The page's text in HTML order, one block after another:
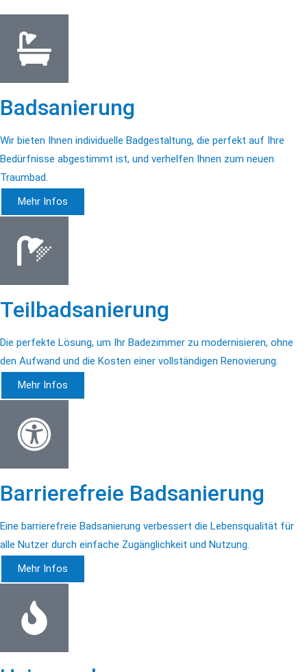
Badsanierung
Wir bieten Ihnen individuelle Badgestaltung, die perfekt auf Ihre
Bedürfnisse abgestimmt ist, und verhelfen Ihnen zum neuen
Traumbad.
Mehr Infos
Teilbadsanierung
Die perfekte Lösung, um Ihr Badezimmer zu modernisieren, ohne
den Aufwand und die Kosten einer vollständigen Renovierung.
Mehr Infos
Barrierefreie Badsanierung
Eine barrierefreie Badsanierung verbessert die Lebensqualität für
alle Nutzer durch einfache Zugänglichkeit und Nutzung.
Mehr Infos